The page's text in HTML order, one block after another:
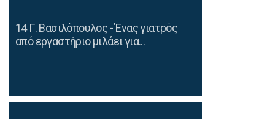
14 Γ. Βασιλόπουλος - Ένας γιατρός
από εργαστήριο μιλάει για...